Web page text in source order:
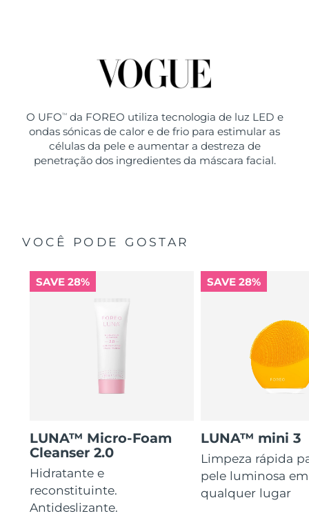
O UFO TMda FOREO utiliza tecnologia de luz LED e
ondas sónicas de calor e de frio para estimular as
células da pele e aumentar a destreza de
penetração dos ingredientes da máscara facial.
VOCÊ PODE GOSTAR
SAVE 28%
LUNA™ Micro-Foam
Cleanser 2.0
Hidratante e
reconstituinte.
Antideslizante.
SAVE 28%
LUNA™ mini 3
Limpeza rápida
pele luminosa em
qualquer lugar